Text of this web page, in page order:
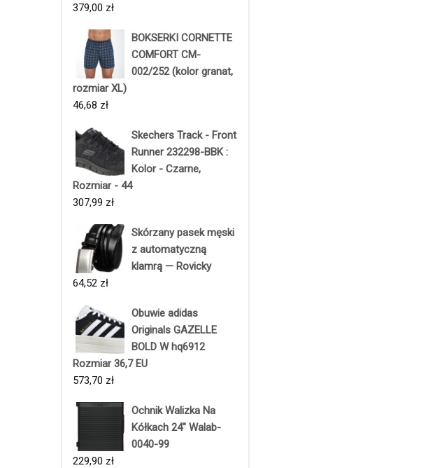
379,00 zł
BOKSERKI CORNETTE
COMFORT CM-
002/252 (kolor granat,
rozmiar XL)
46,68 zł
Skechers Track - Front
Runner 232298-BBK :
Kolor - Czarne,
Rozmiar - 44
307,99 zł
Skórzany pasek męski
z automatyczną
klamrą — Rovicky
64,52 zł
Obuwie adidas
Originals GAZELLE
BOLD W hq6912
Rozmiar 36,7 EU
573,70 zł
Ochnik Walizka Na
Kółkach 24" Walab-
0040-99
229,90 zł